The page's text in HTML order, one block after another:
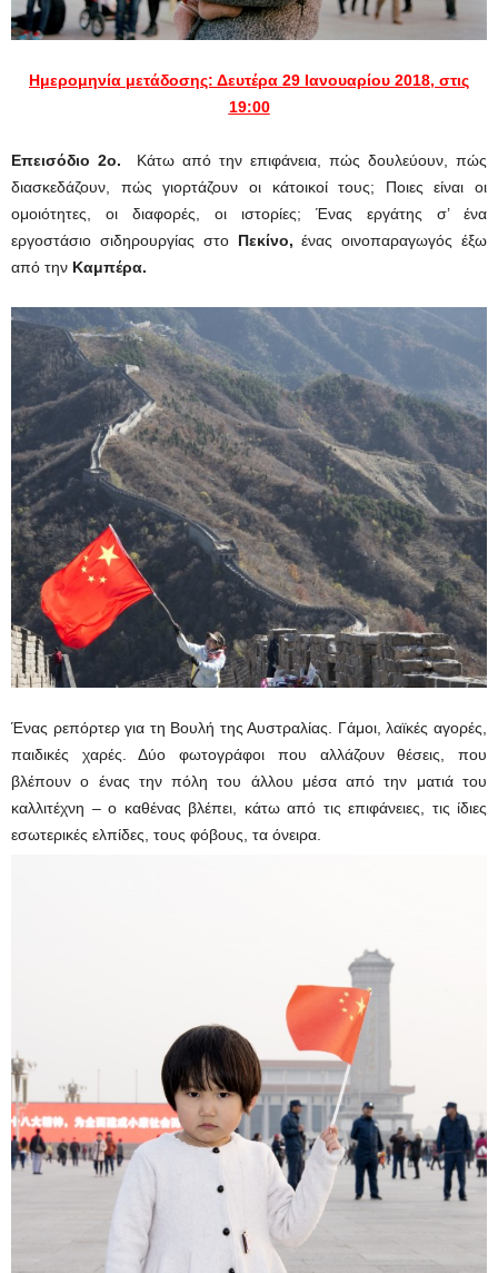
Ημερομηνία μετάδοσης: Δευτέρα 29 Ιανουαρίου 2018, στις
19:00
Επεισόδιο 2ο. Κάτω από την επιφάνεια, πώς δουλεύουν, πώς
διασκεδάζουν, πώς γιορτάζουν οι κάτοικοί τους; Ποιες είναι οι
ομοιότητες, οι διαφορές, οι ιστορίες; Ένας εργάτης σ’ ένα
εργοστάσιο σιδηρουργίας στο Πεκίνο, ένας οινοπαραγωγός έξω
από την Καμπέρα.
Ένας ρεπόρτερ για τη Βουλή της Αυστραλίας. Γάμοι, λαϊκές αγορές,
παιδικές χαρές. Δύο φωτογράφοι που αλλάζουν θέσεις, που
βλέπουν ο ένας την πόλη του άλλου μέσα από την ματιά του
καλλιτέχνη – ο καθένας βλέπει, κάτω από τις επιφάνειες, τις ίδιες
εσωτερικές ελπίδες, τους φόβους, τα όνειρα.